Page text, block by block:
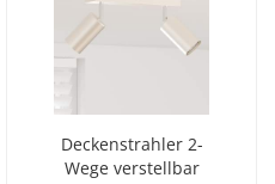
Deckenstrahler 2-
Wege verstellbar